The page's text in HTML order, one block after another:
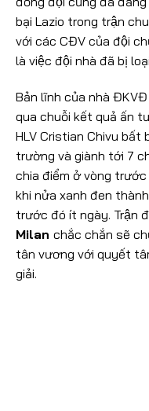
bại Lazio trong trận
với các CĐV của đội
là việc đội nhà đã bị
Bản lĩnh của nhà
qua chuỗi kết quả ấn
HLV Cristian Chivu bất
trường và giành tới 7
chia điểm ở vòng
khi nửa xanh đen
trước đó ít ngày. Trận
Milan chắc chắn sẽ
tân vương với quyết
giải.